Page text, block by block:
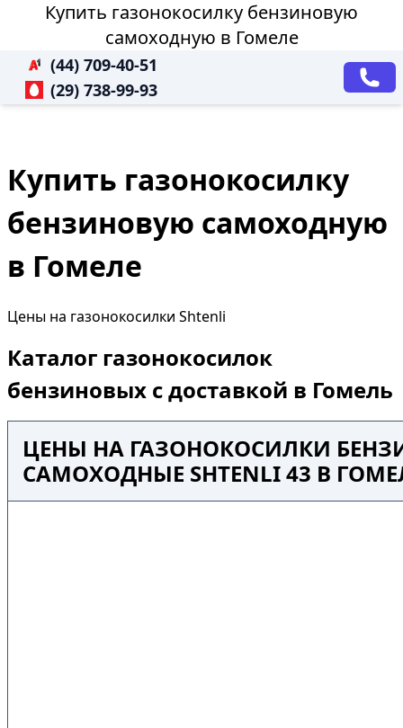
Купить газонокосилку бензиновую
самоходную в Гомеле
(44) 709-40-51
(29) 738-99-93
Купить газонокосилку
бензиновую самоходную
в Гомеле
Цены на газонокосилки Shtenli
Каталог газонокосилок
бензиновых с доставкой в Гомель
ЦЕНЫ НА ГАЗОНОКОСИЛКИ
САМОХОДНЫЕ SHTENLI 43 В